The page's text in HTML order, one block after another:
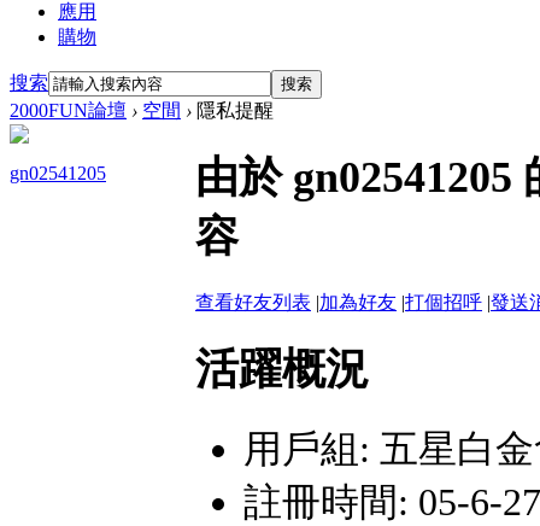
應用
購物
搜索 搜索
2000FUN論壇 › 空間 › 隱私提醒
gn02541205
由於
容
查看好友列表 |加為好友 |打個招呼 |發送
活躍概況
用戶組: 五星白
註冊時間: 05-6-